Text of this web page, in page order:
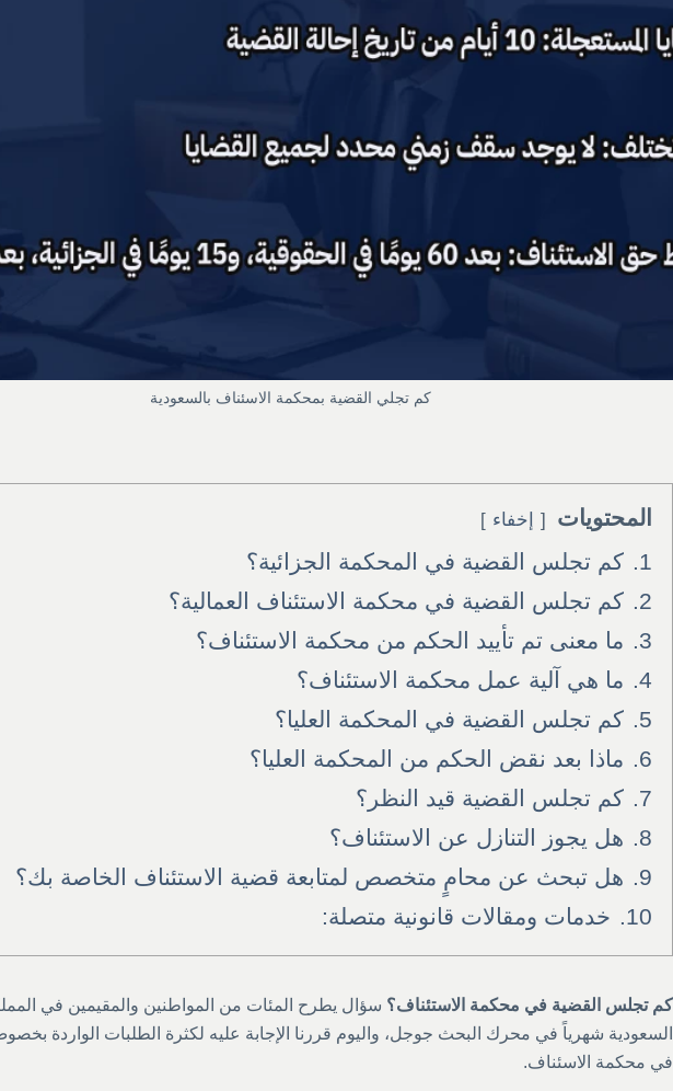
كم تجلي القضية بمحكمة الاسئناف بالسعودية
المحتويات إخفاء
1.
كم تجلس القضية في المحكمة الجزائية؟
2.
كم تجلس القضية في محكمة الاستئناف العمالية؟
3.
ما معنى تم تأييد الحكم من محكمة الاستئناف؟
4.
ما هي آلية عمل محكمة الاستئناف؟
5.
كم تجلس القضية في المحكمة العليا؟
6.
ماذا بعد نقض الحكم من المحكمة العليا؟
7.
كم تجلس القضية قيد النظر؟
8.
هل يجوز التنازل عن الاستئناف؟
9.
هل تبحث عن محامٍ متخصص لمتابعة قضية الاستئناف الخاصة بك؟
10.
خدمات ومقالات قانونية متصلة:
كم تجلس القضية في محكمة الاستئناف؟ سؤال يطرح المئات من المواطنين والمقيمين في
السعودية شهرياً في محرك البحث جوجل، واليوم قررنا الإجابة عليه لكثرة الطلبات الواردة
في محكمة الاسئناف.